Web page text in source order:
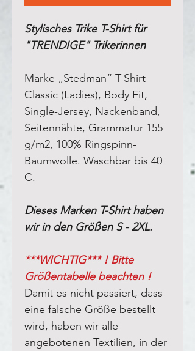
Stylisches Trike T-Shirt für
"TRENDIGE" Trikerinnen
Marke „Stedman“ T-Shirt
Classic (Ladies), Body Fit,
Single-Jersey, Nackenband,
Seitennähte, Grammatur 155
g/m2, 100% Ringspinn-
Baumwolle. Waschbar bis 40
C.
Dieses Marken T-Shirt haben
wir in den Größen S - 2XL.
***WICHTIG*** ! Bitte
Größentabelle beachten !
Damit es nicht passiert, dass
eine falsche Größe bestellt
wird, haben wir alle
angebotenen Textilien, in der